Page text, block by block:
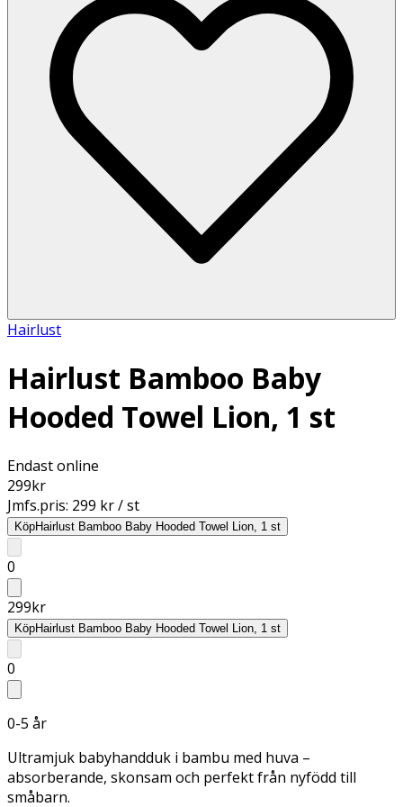
Hairlust
Hairlust Bamboo Baby
Hooded Towel Lion, 1 st
Endast online
299kr
Jmfs.pris: 299 kr / st
KöpHairlust Bamboo Baby Hooded Towel Lion, 1 st
0
299kr
KöpHairlust Bamboo Baby Hooded Towel Lion, 1 st
0
0-5 år
Ultramjuk babyhandduk i bambu med huva –
absorberande, skonsam och perfekt från nyfödd till
småbarn.